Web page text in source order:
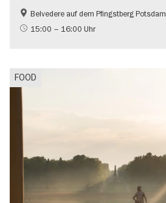
Brandenburg
Gratis
Belvedere auf dem Pfingstberg Potsdam
15:00 – 16:00 Uhr
FOOD